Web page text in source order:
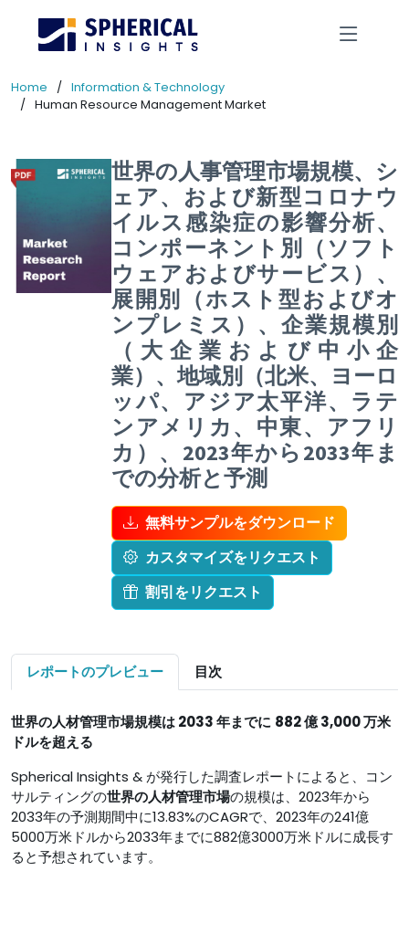
Home
Information & Technology
Human Resource Management Market
世界の人事管理市場規模、シ
ェア、および新型コロナウ
イルス感染症の影響分析、
コンポーネント別（ソフト
ウェアおよびサービス）、
展開別（ホスト型およびオ
ンプレミス）、企業規模別
（大企業および中小企
業）、地域別（北米、ヨーロ
ッパ、アジア太平洋、ラテ
ンアメリカ、中東、アフリ
カ）、2023年から2033年ま
での分析と予測
無料サンプルをダウンロード
カスタマイズをリクエスト
割引をリクエスト
レポートのプレビュー 目次
世界の人材管理市場規模は 2033 年までに 882 億 3,000 万米
ドルを超える
Spherical Insights & が発行した調査レポートによると、コン
サルティングの世界の人材管理市場の規模は、2023年から
2033年の予測期間中に13.83%のCAGRで、2023年の241億
5000万米ドルから2033年までに882億3000万米ドルに成長す
ると予想されています。